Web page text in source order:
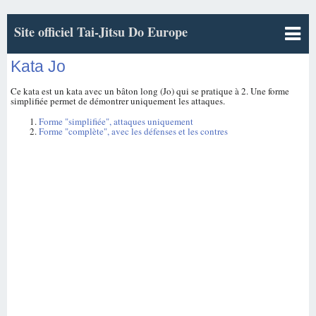
Site officiel Tai-Jitsu Do Europe
Kata Jo
Ce kata est un kata avec un bâton long (Jo) qui se pratique à 2. Une forme
simplifiée permet de démontrer uniquement les attaques.
Forme "simplifiée", attaques uniquement
Forme "complète", avec les défenses et les contres